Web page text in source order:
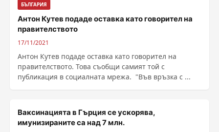
БЪЛГАРИЯ
Антон Кутев подаде оставка като говорител на
правителството
17/11/2021
Антон Кутев подаде оставка като говорител на
правителството. Това съобщи самият той с
публикация в социалната мрежа. "Във връзка с ...
Ваксинацията в Гърция се ускорява,
имунизираните са над 7 млн.